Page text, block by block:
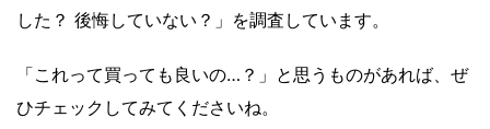
した？ 後悔していない？」を調査しています。
「これって買っても良いの…？」と思うものがあれば、ぜ
ひチェックしてみてくださいね。